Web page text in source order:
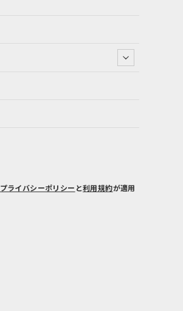
プライバシーポリシー と利用規約が適用